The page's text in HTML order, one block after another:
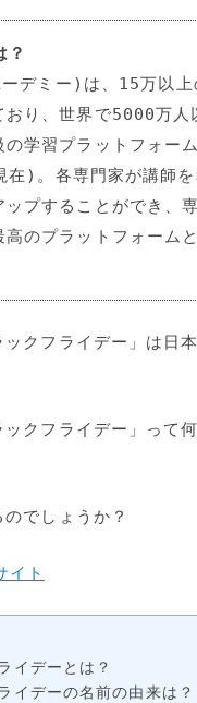
？
デミー)は、15万以上
おり、世界で5000万人
の学習プラットフォー
)。各専門家が講師を
ップすることができ、
高のプラットフォーム
ックフライデー」は日
クフライデー」って
でしょうか？
イト
イデーとは？
イデーの名前の由来は？